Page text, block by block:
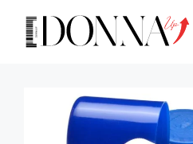
contenuto